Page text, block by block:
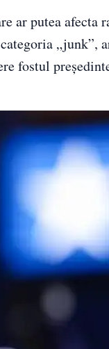
ar putea afecta
„junk”,
fostul